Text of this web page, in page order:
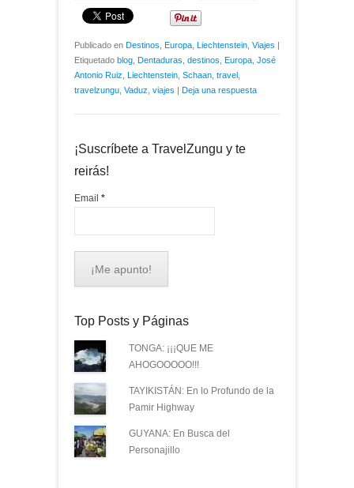
Publicado en Destinos Europa Liechtenstein Viajes |
Etiquetado blog Dentaduras destinos Europa José
Antonio Ruiz Liechtenstein Schaan travel
travelzungu Vaduz viajes | Deja una respuesta
¡Suscríbete a TravelZungu y te
reirás!
Email *
Top Posts y Páginas
TONGA: ¡¡¡QUE ME
AHOGOOOOO!!!
TAYIKISTÁN: En lo Profundo de la
Pamir Highway
GUYANA: En Busca del
Personajillo